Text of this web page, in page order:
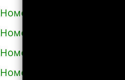
Номера телефонов такси
Номера телефонов такси
Номера телефонов такси
Номера телефонов такси